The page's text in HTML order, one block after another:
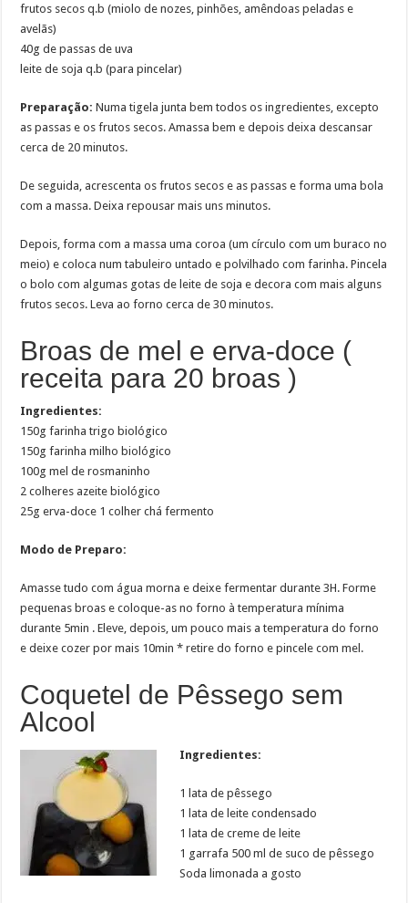
frutos secos q.b (miolo de nozes, pinhões, amêndoas peladas e
avelãs)
40g de passas de uva
leite de soja q.b (para pincelar)
Preparação: Numa tigela junta bem todos os ingredientes, excepto
as passas e os frutos secos. Amassa bem e depois deixa descansar
cerca de 20 minutos.
De seguida, acrescenta os frutos secos e as passas e forma uma bola
com a massa. Deixa repousar mais uns minutos.
Depois, forma com a massa uma coroa (um círculo com um buraco no
meio) e coloca num tabuleiro untado e polvilhado com farinha. Pincela
o bolo com algumas gotas de leite de soja e decora com mais alguns
frutos secos. Leva ao forno cerca de 30 minutos.
Broas de mel e erva-doce (
receita para 20 broas )
Ingredientes:
150g farinha trigo biológico
150g farinha milho biológico
100g mel de rosmaninho
2 colheres azeite biológico
25g erva-doce 1 colher chá fermento
Modo de Preparo:
Amasse tudo com água morna e deixe fermentar durante 3H. Forme
pequenas broas e coloque-as no forno à temperatura mínima
durante 5min . Eleve, depois, um pouco mais a temperatura do forno
e deixe cozer por mais 10min * retire do forno e pincele com mel.
Coquetel de Pêssego sem
Alcool
Ingredientes:
1 lata de pêssego
1 lata de leite condensado
1 lata de creme de leite
1 garrafa 500 ml de suco de pêssego
Soda limonada a gosto